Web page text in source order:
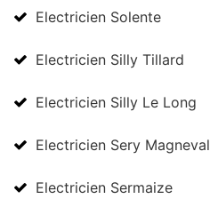
Electricien Solente
Electricien Silly Tillard
Electricien Silly Le Long
Electricien Sery Magneval
Electricien Sermaize